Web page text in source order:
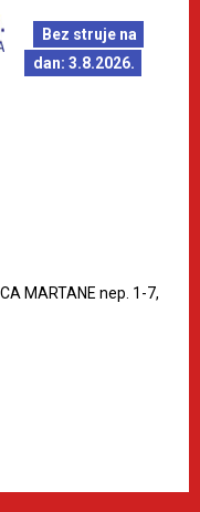
Bez struje na
dan: 3.8.2026.
MARTANE nep. 1-7,